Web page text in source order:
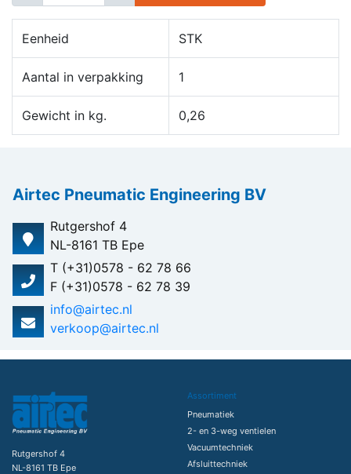
Eenheid STK
Aantal in verpakking 1
Gewicht in kg. 0,26
Airtec Pneumatic Engineering BV
Rutgershof 4
NL-8161 TB Epe
T (+31)0578 - 62 78 66
F (+31)0578 - 62 78 39
info@airtec.nl
verkoop@airtec.nl
Rutgershof 4
NL-8161 TB Epe
Assortiment
Pneumatiek
2- en 3-weg ventielen
Vacuumtechniek
Afsluittechniek